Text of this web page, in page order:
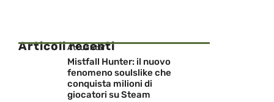
Articoli recenti
Attualita'
Mistfall Hunter: il nuovo
fenomeno soulslike che
conquista milioni di
giocatori su Steam